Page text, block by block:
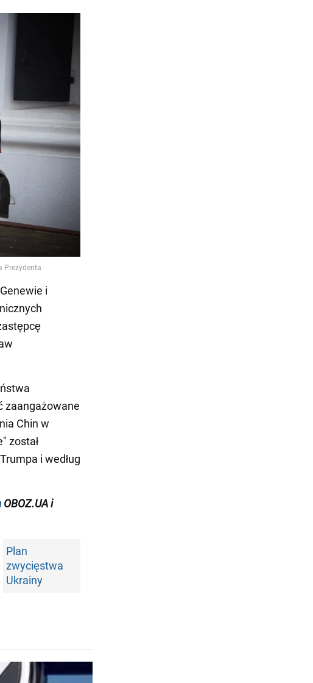
i
zaangażowane
Chin w
został
i według
OBOZ.UA i
Plan
zwycięstwa
Ukrainy